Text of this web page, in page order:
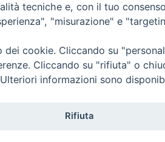
Cookie Policy
tecniche e, con il tuo
"misurazione" e
cookie. Cliccando su
Cliccando su "rifiuta" o
informazioni sono
Rifiuta